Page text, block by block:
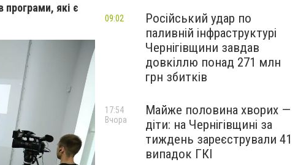
програми, які є
Російський удар по
паливній інфраструктурі
Чернігівщини завдав
довкіллю понад 271 млн
грн збитків
09:02
Майже половина хворих —
діти: на Чернігівщині за
тиждень зареєстрували 41
випадок ГКІ
17:54
Вчора